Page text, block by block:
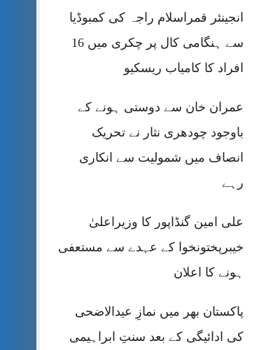
انجینئر قمراسلام راجہ کی کمبوڈیا
سے ہنگامی کال پر چکری میں 16
افراد کا کامیاب ریسکیو
عمران خان سے دوستی ہونے کے
باوجود چودھری نثار نے تحریک
انصاف میں شمولیت سے انکاری
رہے
علی امین گنڈاپور کا وزیراعلیٰ
خیبرپختونخوا کے عہدے سے مستعفی
ہونے کا اعلان
پاکستان بھر میں نمازِ عیدالاضحی
کی ادائیگی کے بعد سنتِ ابراہیمی